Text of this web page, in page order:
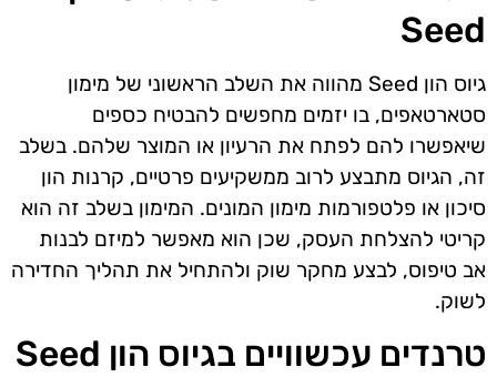
Seed
גיוס הון Seed מהווה את השלב הראשוני של מימון
סטארטאפים, בו יזמים מחפשים להבטיח כספים
שיאפשרו להם לפתח את הרעיון או המוצר שלהם. בשלב
זה, הגיוס מתבצע לרוב ממשקיעים פרטיים, קרנות הון
סיכון או פלטפורמות מימון המונים. המימון בשלב זה הוא
קריטי להצלחת העסק, שכן הוא מאפשר למיזם לבנות
אב טיפוס, לבצע מחקר שוק ולהתחיל את תהליך החדירה
לשוק.
טרנדים עכשוויים בגיוס הון Seed